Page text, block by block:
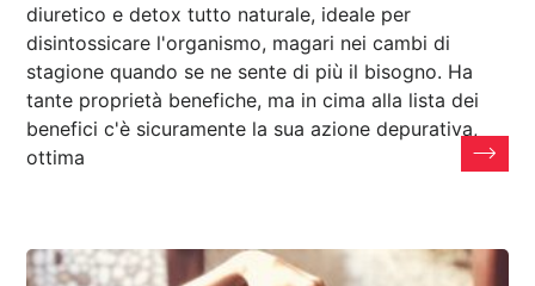
diuretico e detox tutto naturale, ideale per
disintossicare l'organismo, magari nei cambi di
stagione quando se ne sente di più il bisogno. Ha
tante proprietà benefiche, ma in cima alla lista dei
benefici c'è sicuramente la sua azione depurativa,
ottima